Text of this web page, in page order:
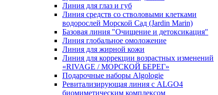
Линия для глаз и губ
Линия средств со стволовыми клетками
водорослей Морской Сад (Jardin Marin)
Базовая линия "Очищение и детоксикация"
Линия глобальное омоложение
Линия для жирной кожи
Линия для коррекции возрастных изменений
«RIVAGE / МОРСКОЙ БЕРЕГ»
Подарочные наборы Algologie
Ревитализирующая линия с ALGO4
биомиметическим комплексом